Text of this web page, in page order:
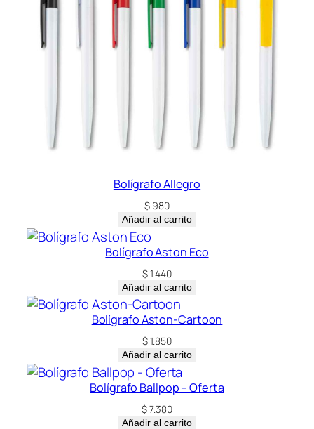
Bolígrafo Allegro
$ 980
Añadir al carrito
Bolígrafo Aston Eco
$1.440
Añadir al carrito
Bolígrafo Aston-Cartoon
$1.850
Añadir al carrito
Bolígrafo Ballpop – Oferta
$7.380
Añadir al carrito